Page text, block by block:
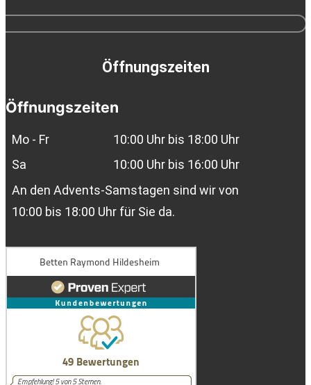
Öffnungszeiten
Öffnungszeiten
Mo - Fr
10:00 Uhr bis 18:00 Uhr
Sa
10:00 Uhr bis 16:00 Uhr
An den Advents-Samstagen sind wir von
10:00 bis 18:00 Uhr für Sie da.